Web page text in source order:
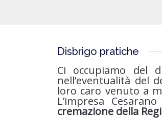
Disbrigo pratiche
Ci occupiamo del
nell’eventualità del
loro caro venuto a
L’impresa
cremazione della